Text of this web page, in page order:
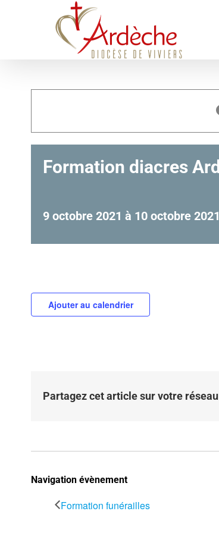
Formation diacres
9 octobre 2021 à 10 octobre 2021
Ajouter au calendrier
Partagez cet article sur votre
Navigation évènement
Formation funérailles